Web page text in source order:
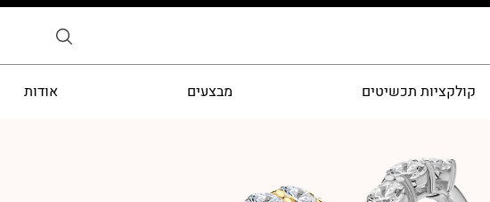
קולקציות תכשיטים מבצעים אודות